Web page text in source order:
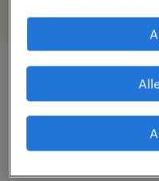
Job Details
Möchtest DU eine